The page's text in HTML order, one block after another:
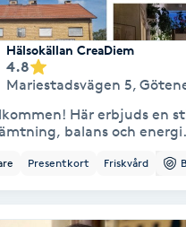
Hälsokällan CreaDiem
4.8
Mariestadsvägen 5,
en stillsam plats
Presentkort Friskvård